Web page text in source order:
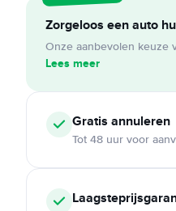
Zorgeloos een auto
Onze aanbevolen keuze
Lees meer
Gratis annuleren
Tot 48 uur voor